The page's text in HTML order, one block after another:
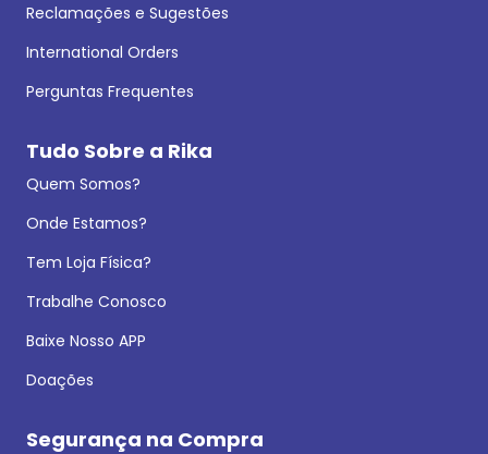
Reclamações e Sugestões
International Orders
Perguntas Frequentes
Tudo Sobre a Rika
Quem Somos?
Onde Estamos?
Tem Loja Física?
Trabalhe Conosco
Baixe Nosso APP
Doações
Segurança na Compra